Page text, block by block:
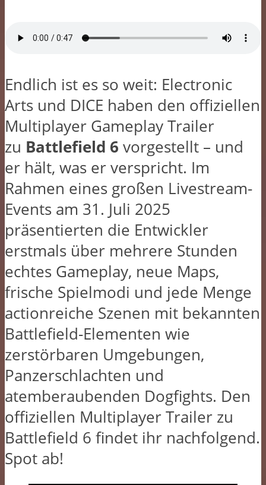
Endlich ist es so weit: Electronic
Arts und DICE haben den offiziellen
Multiplayer Gameplay Trailer
zu Battlefield 6 vorgestellt – und
er hält, was er verspricht. Im
Rahmen eines großen Livestream-
Events am 31. Juli 2025
präsentierten die Entwickler
erstmals über mehrere Stunden
echtes Gameplay, neue Maps,
frische Spielmodi und jede Menge
actionreiche Szenen mit bekannten
Battlefield-Elementen wie
zerstörbaren Umgebungen,
Panzerschlachten und
atemberaubenden Dogfights. Den
offiziellen Multiplayer Trailer zu
Battlefield 6 findet ihr nachfolgend.
Spot ab!